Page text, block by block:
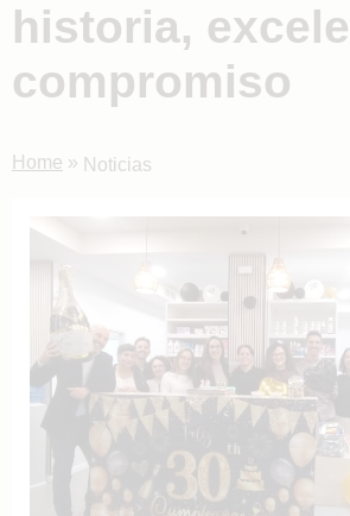
historia,
compromiso
Home » Noticias